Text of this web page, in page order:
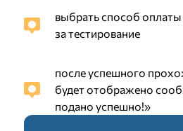
выбрать способ оплаты
за тестирование
после успешного
будет отображено
подано успешно!»